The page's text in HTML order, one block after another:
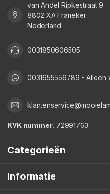
van Andel Ripkestraat 9
8802 XA Franeker
Nederland
0031850606505
0031655556789 - Alleen
KVK nummer: 72991763
Categorieën
Informatie